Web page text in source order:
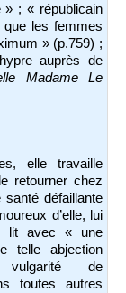
» ; « républicain
que les femmes
» (p.759) ;
auprès de
Madame Le
elle travaille
retourner chez
santé défaillante
d’elle, lui
lit avec « une
telle abjection
de
toutes autres